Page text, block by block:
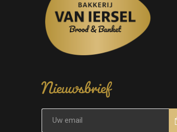
Nieuwsbrief